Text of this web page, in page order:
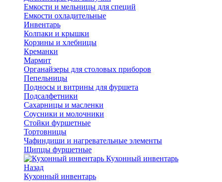
Емкости и мельницы для специй
Емкости охладительные
Инвентарь
Колпаки и крышки
Корзины и хлебницы
Креманки
Мармит
Органайзеры для столовых приборов
Пепельницы
Подносы и витрины для фуршета
Подсалфетники
Сахарницы и масленки
Соусники и молочники
Стойки фуршетные
Тортовницы
Чафиндиши и нагревательные элементы
Щипцы фуршетные
Кухонный инвентарь
Назад
Кухонный инвентарь